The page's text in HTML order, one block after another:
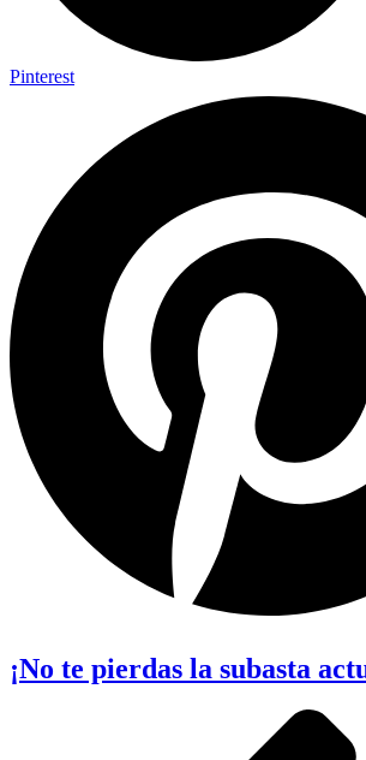
Pinterest
¡No te pierdas la subasta